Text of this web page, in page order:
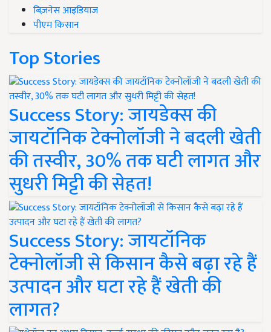
बिज़नेस आइडियाज
पीएम किसान
Top Stories
Success Story: जायडेक्स की
जायटॉनिक टेक्नोलॉजी ने बदली खेती
की तस्वीर, 30% तक घटी लागत और
सुधरी मिट्टी की सेहत!
Success Story: जायटॉनिक
टेक्नोलॉजी से किसान कैसे बढ़ा रहे हैं
उत्पादन और घटा रहे हैं खेती की
लागत?